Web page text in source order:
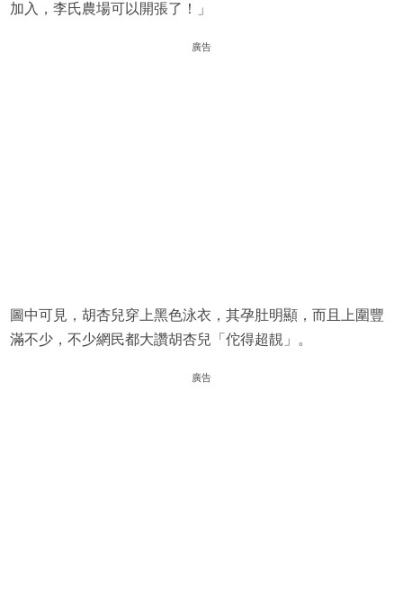
加入，李氏農場可以開張了！」
廣告
圖中可見，胡杏兒穿上黑色泳衣，其孕肚明顯，而且上圍豐
滿不少，不少網民都大讚胡杏兒「佗得超靚」。
廣告